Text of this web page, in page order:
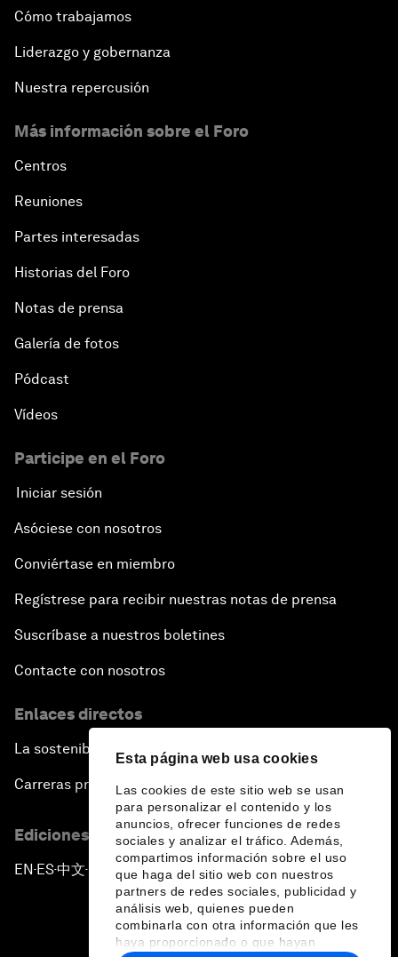
Esta página web usa cookies
Las cookies de este sitio web se usan
para personalizar el contenido y los
anuncios, ofrecer funciones de redes
sociales y analizar el tráfico. Además,
compartimos información sobre el uso
que haga del sitio web con nuestros
partners de redes sociales, publicidad y
análisis web, quienes pueden
combinarla con otra información que les
haya proporcionado o que hayan
Cómo trabajamos
Liderazgo y gobernanza
Nuestra repercusión
Más información sobre el Foro
Centros
Reuniones
Partes interesadas
Historias del Foro
Notas de prensa
Galería de fotos
Pódcast
Vídeos
Participe en el Foro
Iniciar sesión
Asóciese con nosotros
Conviértase en miembro
Regístrese para recibir nuestras notas de prensa
Suscríbase a nuestros boletines
Contacte con nosotros
Enlaces directos
La sostenibilidad en el Foro
Carreras profesionales
Ediciones en otros idiomas
EN ▪ ES▪中文▪ 日本語